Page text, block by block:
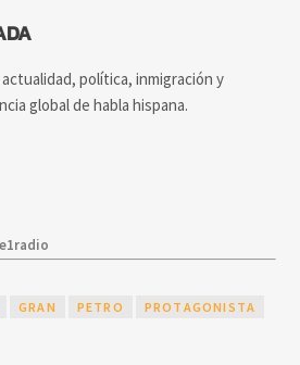
política, inmigración y
global de habla hispana.
GRAN PETRO PROTAGONISTA